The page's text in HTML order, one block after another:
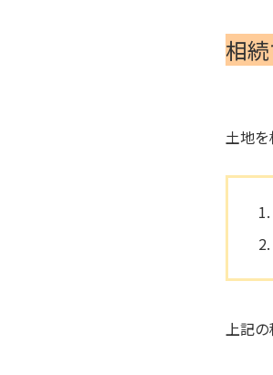
相
土地を
上記の